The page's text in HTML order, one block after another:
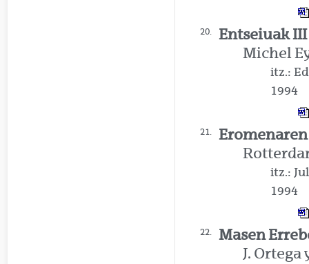
20.
Entseiuak III
Michel
itz.:
1994
21.
itz.:
1994
22.
Masen
J. Ortega